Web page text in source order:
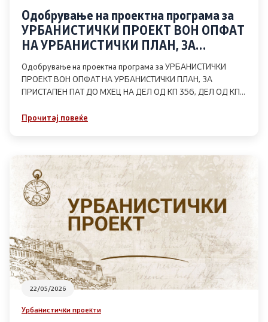
Одобрување на проектна програма за
УРБАНИСТИЧКИ ПРОЕКТ ВОН ОПФАТ
НА УРБАНИСТИЧКИ ПЛАН, ЗА
ПРИСТАПЕН ПАТ ДО МХЕЦ НА ДЕЛ ОД
КП 356, ДЕЛ ОД КП 376/1, ДЕЛ ОД КП
376/9, ДЕЛ ОД КП 444/1, КО
Одобрување на проектна програма за УРБАНИСТИЧКИ
ПРОЕКТ ВОН ОПФАТ НА УРБАНИСТИЧКИ ПЛАН, ЗА
ПРИСТАПЕН ПАТ ДО МХЕЦ НА ДЕЛ ОД КП 356, ДЕЛ ОД КП
ОПШТИНА РОСОМАН
Прочитај повеќе
22/05/2026
Урбанистички проекти